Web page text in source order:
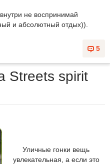
не воспринимай
и абсолютный отдых)).
5
Streets spirit
Уличные гонки вещь
увлекательная, а если это